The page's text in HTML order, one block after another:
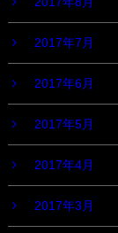
2017年7月
2017年6月
2017年5月
2017年4月
2017年3月